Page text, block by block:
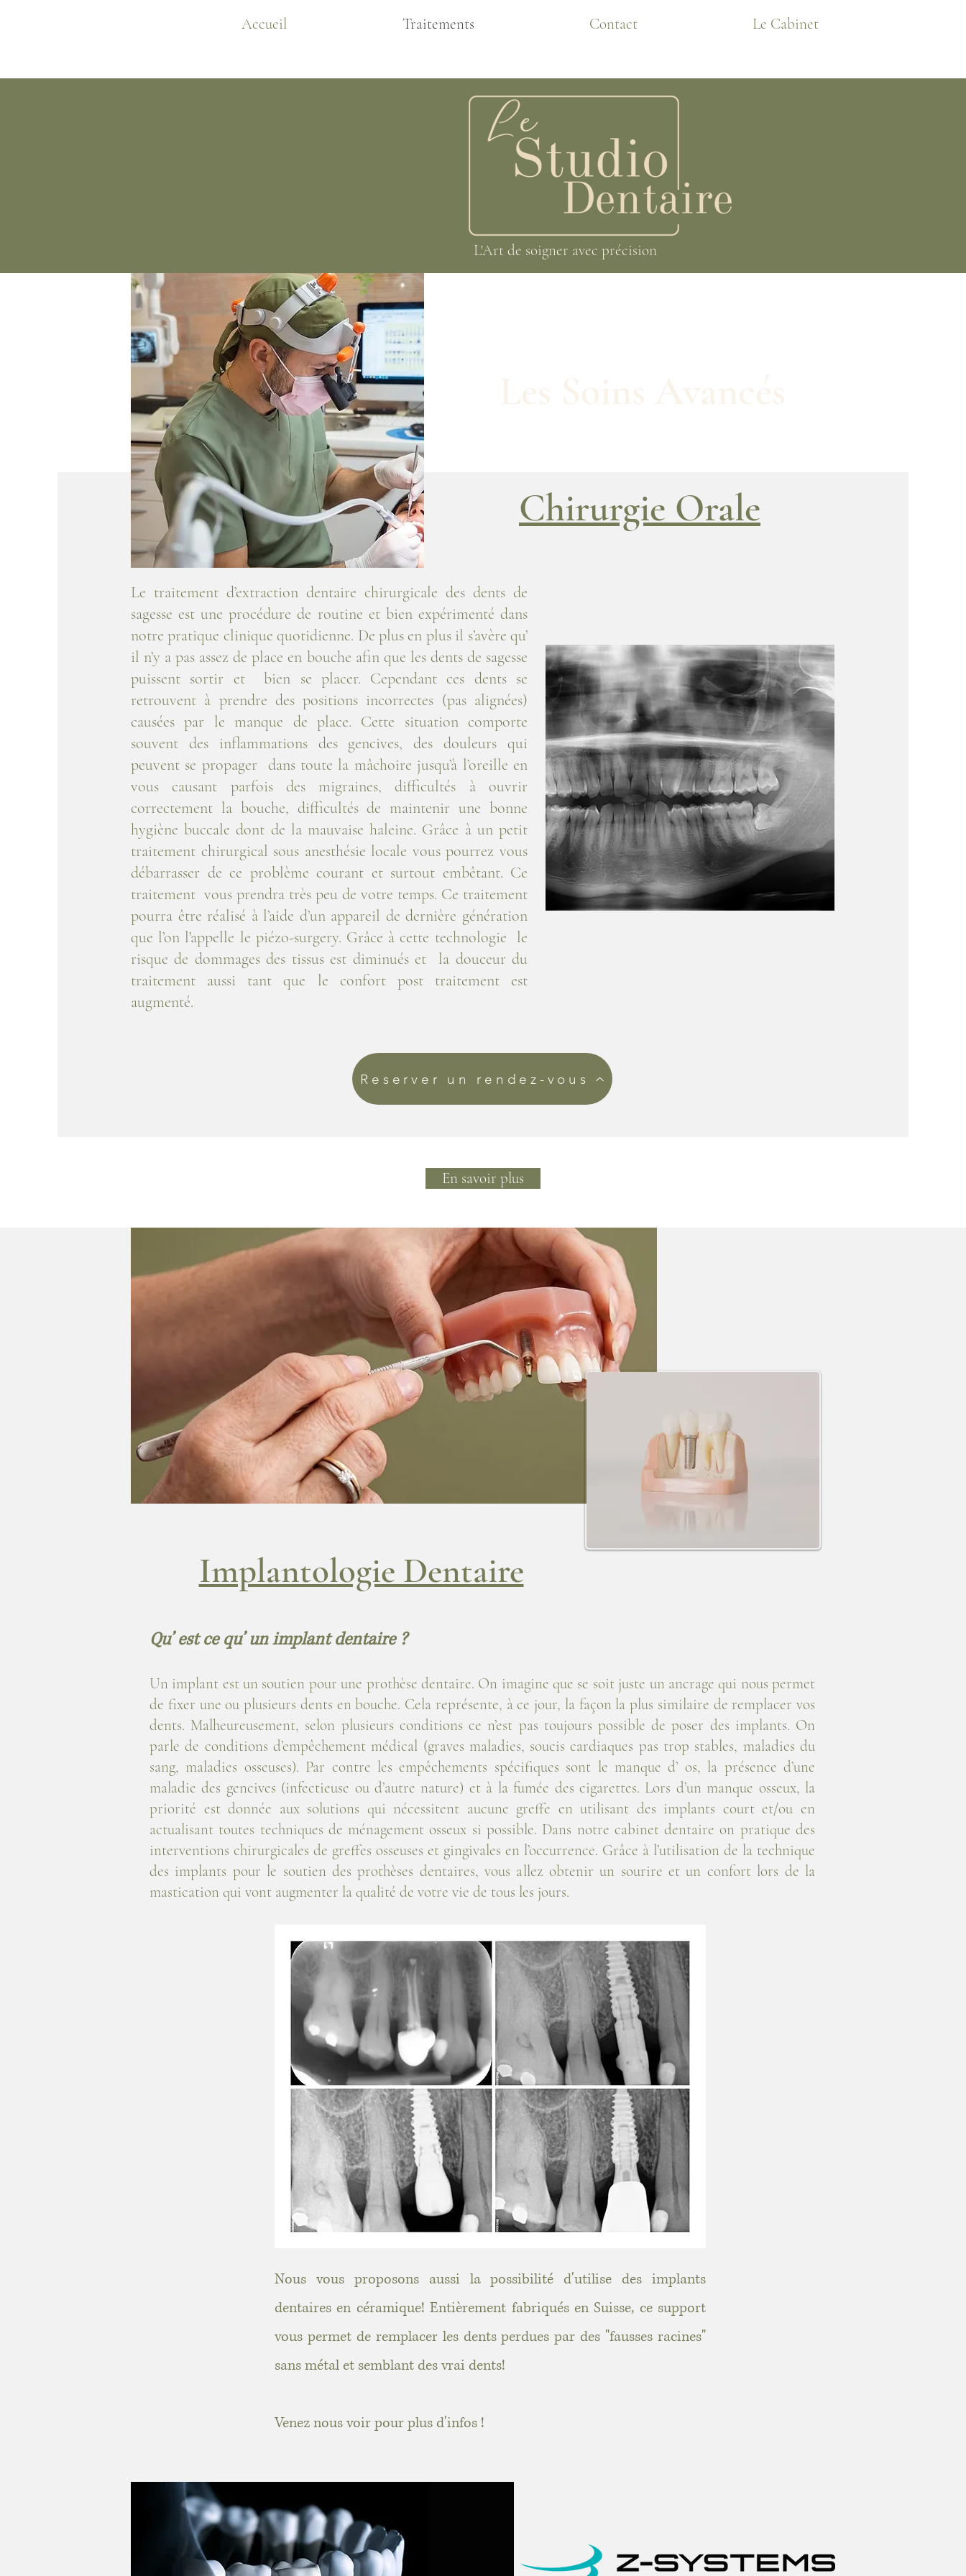
Accueil Traitements Contact Le Cabinet
L'Art de soigner avec précision
Chirurgie Orale
Le traitement d’extraction dentaire chirurgicale des dents de
sagesse est une procédure de routine et bien expérimenté dans
notre pratique clinique quotidienne. De plus en plus il s’avère qu’
il n’y a pas assez de place en bouche afin que les dents de sagesse
puissent sortir et bien se placer. Cependant ces dents se
retrouvent à prendre des positions incorrectes (pas alignées)
causées par le manque de place. Cette situation comporte
souvent des inflammations des gencives, des douleurs qui
peuvent se propager dans toute la mâchoire jusqu’à l’oreille en
vous causant parfois des migraines, difficultés à ouvrir
correctement la bouche, difficultés de maintenir une bonne
hygiène buccale dont de la mauvaise haleine. Grâce à un petit
traitement chirurgical sous anesthésie locale vous pourrez vous
débarrasser de ce problème courant et surtout embêtant. Ce
traitement vous prendra très peu de votre temps. Ce traitement
pourra être réalisé à l’aide d’un appareil de dernière génération
que l’on l’appelle le piézo-surgery. Grâce à cette technologie le
risque de dommages des tissus est diminués et la douceur du
traitement aussi tant que le confort post traitement est
augmenté.
Reserver un rendez-vous
En savoir plus
Implantologie Dentaire
Qu’ est ce qu’ un implant dentaire ?
Un implant est un soutien pour une prothèse dentaire. On imagine que se soit juste un ancrage qui nous permet
de fixer une ou plusieurs dents en bouche. Cela représente, à ce jour, la façon la plus similaire de remplacer vos
dents. Malheureusement, selon plusieurs conditions ce n’est pas toujours possible de poser des implants. On
parle de conditions d’empêchement médical (graves maladies, soucis cardiaques pas trop stables, maladies du
sang, maladies osseuses). Par contre les empêchements spécifiques sont le manque d’ os, la présence d’une
maladie des gencives (infectieuse ou d’autre nature) et à la fumée des cigarettes. Lors d’un manque osseux, la
priorité est donnée aux solutions qui nécessitent aucune greffe en utilisant des implants court et/ou en
actualisant toutes techniques de ménagement osseux si possible. Dans notre cabinet dentaire on pratique des
interventions chirurgicales de greffes osseuses et gingivales en l’occurrence. Grâce à l’utilisation de la technique
des implants pour le soutien des prothèses dentaires, vous allez obtenir un sourire et un confort lors de la
mastication qui vont augmenter la qualité de votre vie de tous les jours.
Nous vous proposons aussi la possibilité d'utilise des implants
dentaires en céramique! Entièrement fabriqués en Suisse, ce support
vous permet de remplacer les dents perdues par des "fausses racines"
sans métal et semblant des vrai dents!
Venez nous voir pour plus d'infos !